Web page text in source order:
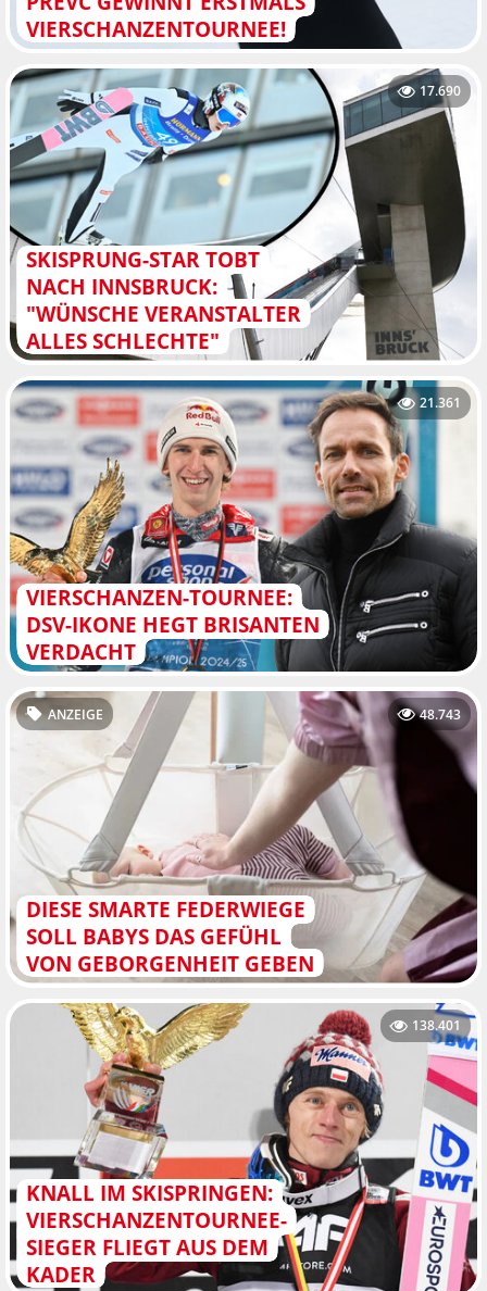
VIERSCHANZENTOURNEE!
SKISPRUNG-STAR TOBT
NACH INNSBRUCK:
"WÜNSCHE VERANSTALTER
ALLES SCHLECHTE"
17.690
VIERSCHANZEN-TOURNEE:
DSV-IKONE HEGT BRISANTEN
VERDACHT
21.361
DIESE SMARTE FEDERWIEGE
SOLL BABYS DAS GEFÜHL
VON GEBORGENHEIT GEBEN
ANZEIGE 48.743
KNALL IM SKISPRINGEN:
VIERSCHANZENTOURNEE-
SIEGER FLIEGT AUS DEM
KADER
138.401